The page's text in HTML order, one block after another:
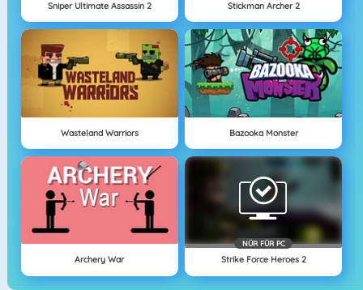
Sniper Ultimate Assassin 2 Stickman Archer 2
Wasteland Warriors Bazooka Monster
Archery War
NÜR FÜR PC
Strike Force Heroes 2